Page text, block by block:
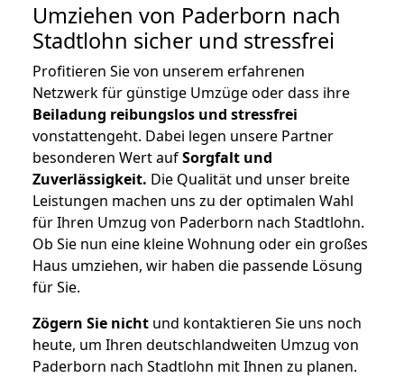
Umziehen von Paderborn nach
Stadtlohn sicher und stressfrei
Profitieren Sie von unserem erfahrenen
Netzwerk für günstige Umzüge oder dass ihre
Beiladung reibungslos und stressfrei
vonstattengeht. Dabei legen unsere Partner
besonderen Wert aufSorgfalt und
Zuverlässigkeit. Die Qualität und unser breite
Leistungen machen uns zu der optimalen Wahl
für Ihren Umzug von Paderborn nach Stadtlohn.
Ob Sie nun eine kleine Wohnung oder ein großes
Haus umziehen, wir haben die passende Lösung
für Sie.
Zögern Sie nicht und kontaktieren Sie uns noch
heute, um Ihren deutschlandweiten Umzug von
Paderborn nach Stadtlohn mit Ihnen zu planen.